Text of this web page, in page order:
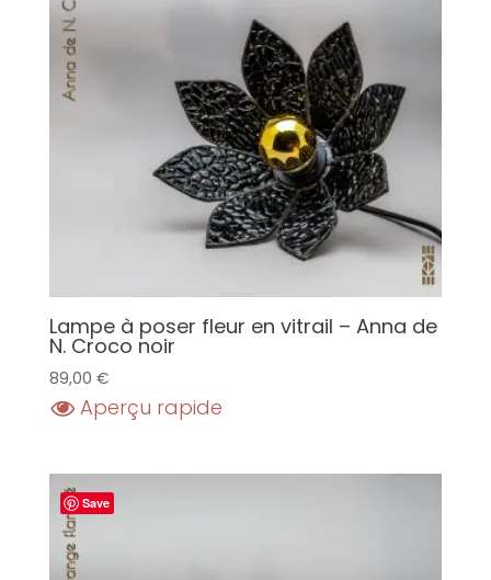
Lampe à poser fleur en vitrail – Anna de
N. Croco noir
89,00 €
Aperçu rapide
Save